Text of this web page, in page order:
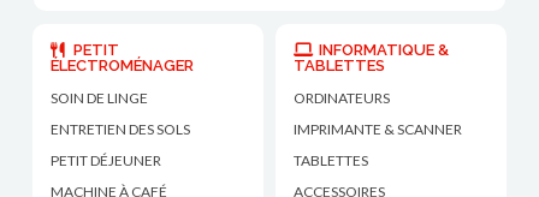
PETIT
ÉLECTROMÉNAGER
SOIN DE LINGE
ENTRETIEN DES SOLS
PETIT DÉJEUNER
MACHINE À CAFÉ
INFORMATIQUE &
TABLETTES
ORDINATEURS
IMPRIMANTE & SCANNER
TABLETTES
ACCESSOIRES